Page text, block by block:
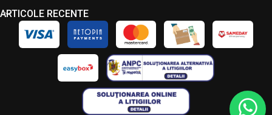
ARTICOLE RECENTE